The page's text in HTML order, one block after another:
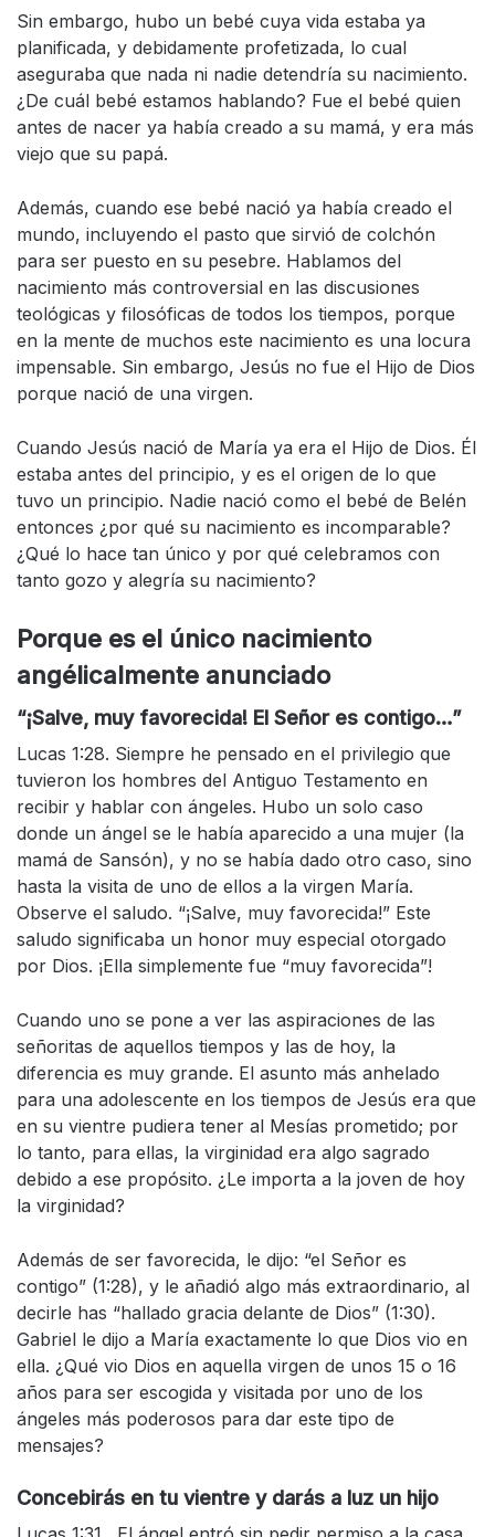
Sin embargo, hubo un bebé cuya vida estaba ya
planificada, y debidamente profetizada, lo cual
aseguraba que nada ni nadie detendría su nacimiento.
¿De cuál bebé estamos hablando? Fue el bebé quien
antes de nacer ya había creado a su mamá, y era más
viejo que su papá.
Además, cuando ese bebé nació ya había creado el
mundo, incluyendo el pasto que sirvió de colchón
para ser puesto en su pesebre. Hablamos del
nacimiento más controversial en las discusiones
teológicas y filosóficas de todos los tiempos, porque
en la mente de muchos este nacimiento es una locura
impensable. Sin embargo, Jesús no fue el Hijo de Dios
porque nació de una virgen.
Cuando Jesús nació de María ya era el Hijo de Dios. Él
estaba antes del principio, y es el origen de lo que
tuvo un principio. Nadie nació como el bebé de Belén
entonces ¿por qué su nacimiento es incomparable?
¿Qué lo hace tan único y por qué celebramos con
tanto gozo y alegría su nacimiento?
Porque es el único nacimiento
angélicalmente anunciado
“¡Salve, muy favorecida! El Señor es contigo…”
Lucas 1:28. Siempre he pensado en el privilegio que
tuvieron los hombres del Antiguo Testamento en
recibir y hablar con ángeles. Hubo un solo caso
donde un ángel se le había aparecido a una mujer (la
mamá de Sansón), y no se había dado otro caso, sino
hasta la visita de uno de ellos a la virgen María.
Observe el saludo. “¡Salve, muy favorecida!” Este
saludo significaba un honor muy especial otorgado
por Dios. ¡Ella simplemente fue “muy favorecida”!
Cuando uno se pone a ver las aspiraciones de las
señoritas de aquellos tiempos y las de hoy, la
diferencia es muy grande. El asunto más anhelado
para una adolescente en los tiempos de Jesús era que
en su vientre pudiera tener al Mesías prometido; por
lo tanto, para ellas, la virginidad era algo sagrado
debido a ese propósito. ¿Le importa a la joven de hoy
la virginidad?
Además de ser favorecida, le dijo: “el Señor es
contigo” (1:28), y le añadió algo más extraordinario, al
decirle has “hallado gracia delante de Dios” (1:30).
Gabriel le dijo a María exactamente lo que Dios vio en
ella. ¿Qué vio Dios en aquella virgen de unos 15 o 16
años para ser escogida y visitada por uno de los
ángeles más poderosos para dar este tipo de
mensajes?
Concebirás en tu vientre y darás a luz un hijo